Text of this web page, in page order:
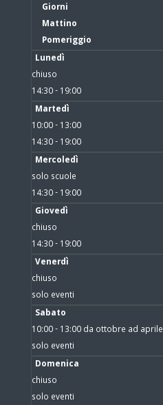
Giorni
Mattino
Pomeriggio
Lunedì
chiuso
14:30 - 19:00
Martedì
10:00 - 13:00
14:30 - 19:00
Mercoledì
solo scuole
14:30 - 19:00
Giovedì
chiuso
14:30 - 19:00
Venerdì
chiuso
solo eventi
Sabato
10:00 - 13:00 da ottobre ad aprile
solo eventi
Domenica
chiuso
solo eventi